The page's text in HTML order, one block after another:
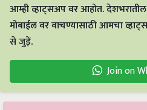
आम्ही व्हाट्सअप वर आहोत. देशभरातील
मोबाईल वर वाचण्यासाठी आमचा
से जुड़ें.
Join on